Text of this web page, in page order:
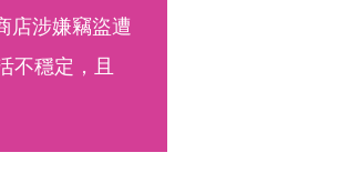
店涉嫌竊盜遭
不穩定，且